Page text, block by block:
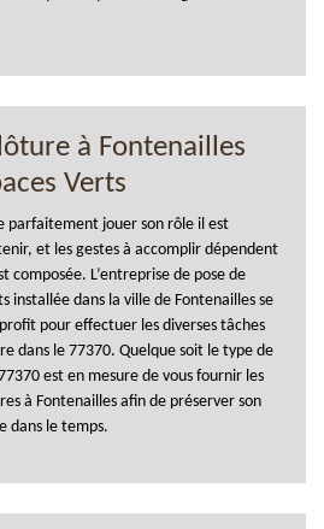
à Fontenailles
Verts
parfaitement jouer son rôle il est
et les gestes à accomplir dépendent
composée. L’entreprise de pose de
installée dans la ville de Fontenailles se
pour effectuer les diverses tâches
dans le 77370. Quelque soit le type de
est en mesure de vous fournir les
à Fontenailles afin de préserver son
dans le temps.